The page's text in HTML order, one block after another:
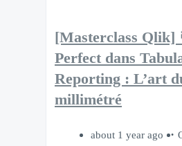
[Masterclass Qlik]
Perfect dans
Reporting : L’art
millimétré
about 1 year ago